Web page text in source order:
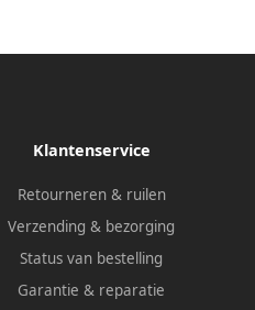
Klantenservice
Retourneren & ruilen
Verzending & bezorging
Status van bestelling
Garantie & reparatie